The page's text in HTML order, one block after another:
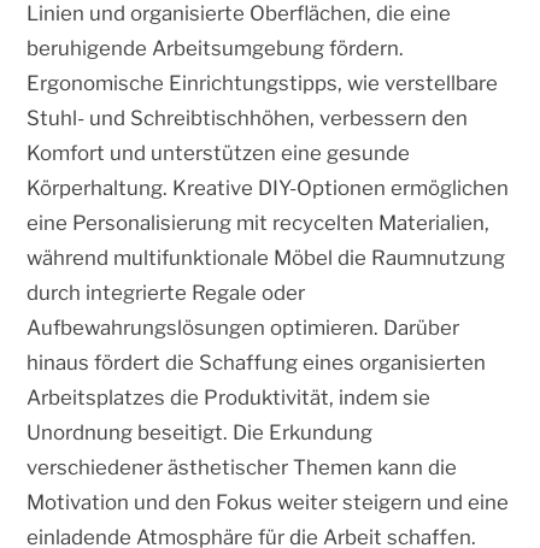
Linien und organisierte Oberflächen, die eine
beruhigende Arbeitsumgebung fördern.
Ergonomische Einrichtungstipps, wie verstellbare
Stuhl- und Schreibtischhöhen, verbessern den
Komfort und unterstützen eine gesunde
Körperhaltung. Kreative DIY-Optionen ermöglichen
eine Personalisierung mit recycelten Materialien,
während multifunktionale Möbel die Raumnutzung
durch integrierte Regale oder
Aufbewahrungslösungen optimieren. Darüber
hinaus fördert die Schaffung eines organisierten
Arbeitsplatzes die Produktivität, indem sie
Unordnung beseitigt. Die Erkundung
verschiedener ästhetischer Themen kann die
Motivation und den Fokus weiter steigern und eine
einladende Atmosphäre für die Arbeit schaffen.